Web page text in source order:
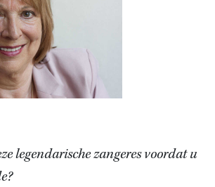
legendarische zangeres voordat u